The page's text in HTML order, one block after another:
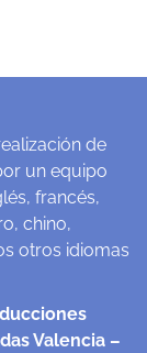
de
un equipo
francés,
chino,
otros idiomas
Valencia –